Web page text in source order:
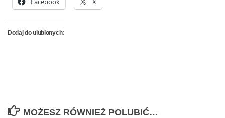
Dodaj do ulubionych:
MOŻESZ RÓWNIEŻ POLUBIĆ…